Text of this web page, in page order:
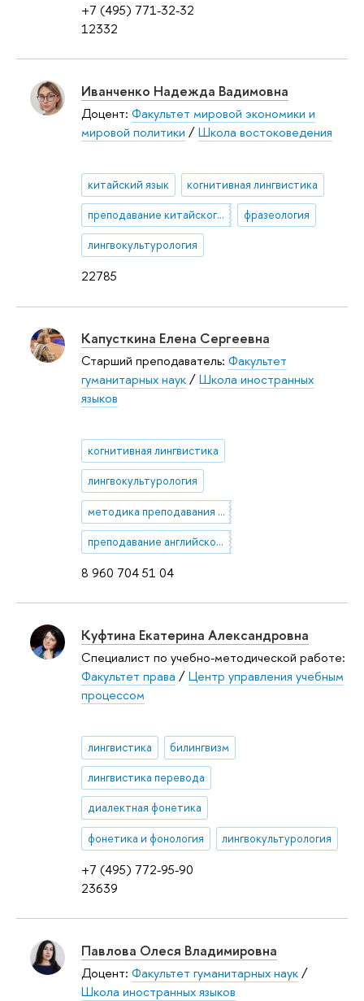
+7 (495) 771-32-32
12332
22785
Иванченко Надежда Вадимовна
Доцент: Факультет мировой экономики и
мировой политики /Школа востоковедения
китайский язык когнитивная лингвистика
преподавание китайского языка фразеология
лингвокультурология
8 960 704 51 04
Капусткина Елена Сергеевна
Старший преподаватель: Факультет
гуманитарных наук/Школа иностранных
языков
когнитивная лингвистика
лингвокультурология
методика преподавания английского языка
преподавание английского языка в вузе
+7 (495) 772-95-90
23639
Куфтина Екатерина Александровна
Специалист по учебно-методической работе:
Факультет права /Центр управления учебным
процессом
лингвистика билингвизм
лингвистика перевода
диалектная фонетика
фонетика и фонология лингвокультурология
Павлова Олеся Владимировна
Доцент: Факультет гуманитарных наук/
Школа иностранных языков